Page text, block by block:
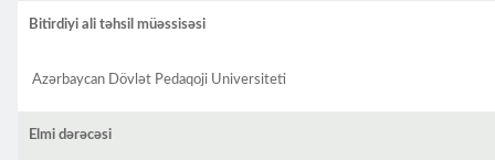
Bitirdiyi ali təhsil müəssisəsi
Azərbaycan Dövlət Pedaqoji Universiteti
Elmi dərəcəsi